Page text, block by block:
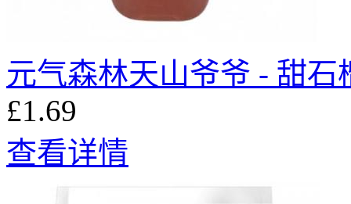
元气森林天山爷爷 - 甜石
£1.69
查看详情